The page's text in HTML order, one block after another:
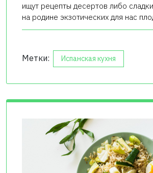
ищут рецепты десертов либо
на родине экзотических для нас
Метки: Испанская кухня